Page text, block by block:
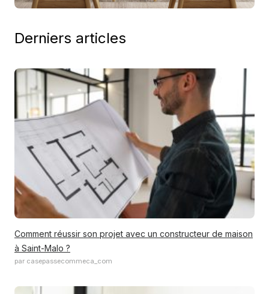
Derniers articles
Comment réussir son projet avec un constructeur de maison
à Saint-Malo ?
par casepassecommeca_com